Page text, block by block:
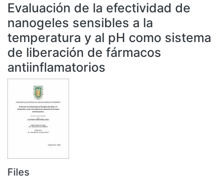
All of DSpace
Statistics
Bibliotecas
Evaluación de la efectividad de
nanogeles sensibles a la
temperatura y al pH como sistema
de liberación de fármacos
antiinflamatorios
Files